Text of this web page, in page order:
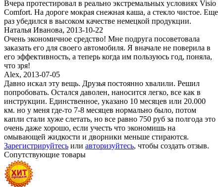
Вчера протестировал в реально экстремальных условиях Visio
Comfort. На дороге мокрая снежная каша, а стекло чистое. Еще
раз убедился в высоком качестве немецкой продукции.
Наталья Иванова, 2013-10-22
Очень экономичное средство! Мне подруга посоветовала
заказать его для своего автомобиля. Я вначале не поверила в
его эффективность, а теперь когда им пользуюсь год, поняла,
что зря!
Alex, 2013-07-05
Давно искал эту вещь. Друзья постоянно хвалили. Решил
попробовать. Остался даволен, наносится легко, все как в
инструкции. Единственное, указано 10 месяцев или 20.000
км. но у меня где-то 7-8 месяцев нормально было, потом
капли стали хуже слетать, но все равно 750 руб за полгода это
очень даже хорошо, если учесть что экономишь на
омывающей жидкости и дворники меньше стираются.
Зарегистрируйтесь или авторизуйтесь, чтобы создать отзыв.
Сопутствующие товары